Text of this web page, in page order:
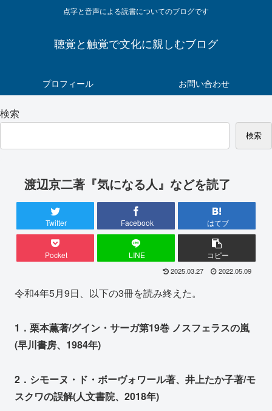
点字と音声による読書についてのブログです
聴覚と触覚で文化に親しむブログ
プロフィール お問い合わせ
検索
検索
渡辺京二著『気になる人』などを読了
Twitter Facebook はてブ
Pocket LINE コピー
2025.03.27 2022.05.09
令和4年5月9日、以下の3冊を読み終えた。
1．栗本薫著/グイン・サーガ第19巻 ノスフェラスの嵐
(早川書房、1984年)
2．シモーヌ・ド・ボーヴォワール著、井上たか子著/モ
スクワの誤解(人文書院、2018年)